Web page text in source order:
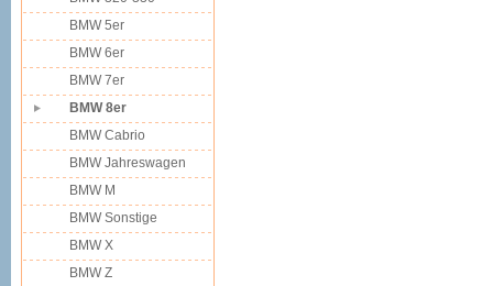
BMW 5er
BMW 6er
BMW 7er
BMW 8er
BMW Cabrio
BMW Jahreswagen
BMW M
BMW Sonstige
BMW X
BMW Z